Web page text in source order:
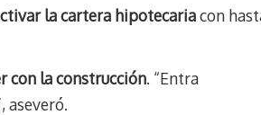
la cartera hipotecariacon
con la construcción. “Entra
aseveró.